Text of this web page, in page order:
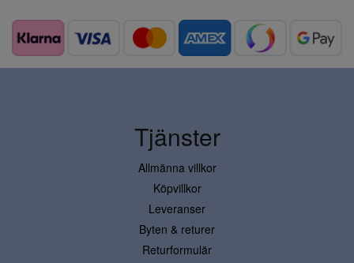
Tjänster
Allmänna villkor
Köpvillkor
Leveranser
Byten & returer
Returformulär